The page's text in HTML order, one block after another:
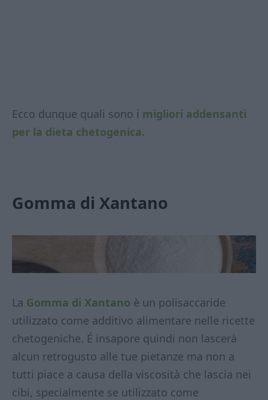
Ecco dunque quali sono i migliori addensanti
per la dieta chetogenica.
Gomma di Xantano
La Gomma di Xantano è un polisaccaride
utilizzato come additivo alimentare nelle ricette
chetogeniche. É insapore quindi non lascerà
alcun retrogusto alle tue pietanze ma non a
tutti piace a causa della viscosità che lascia nei
cibi, specialmente se utilizzato come